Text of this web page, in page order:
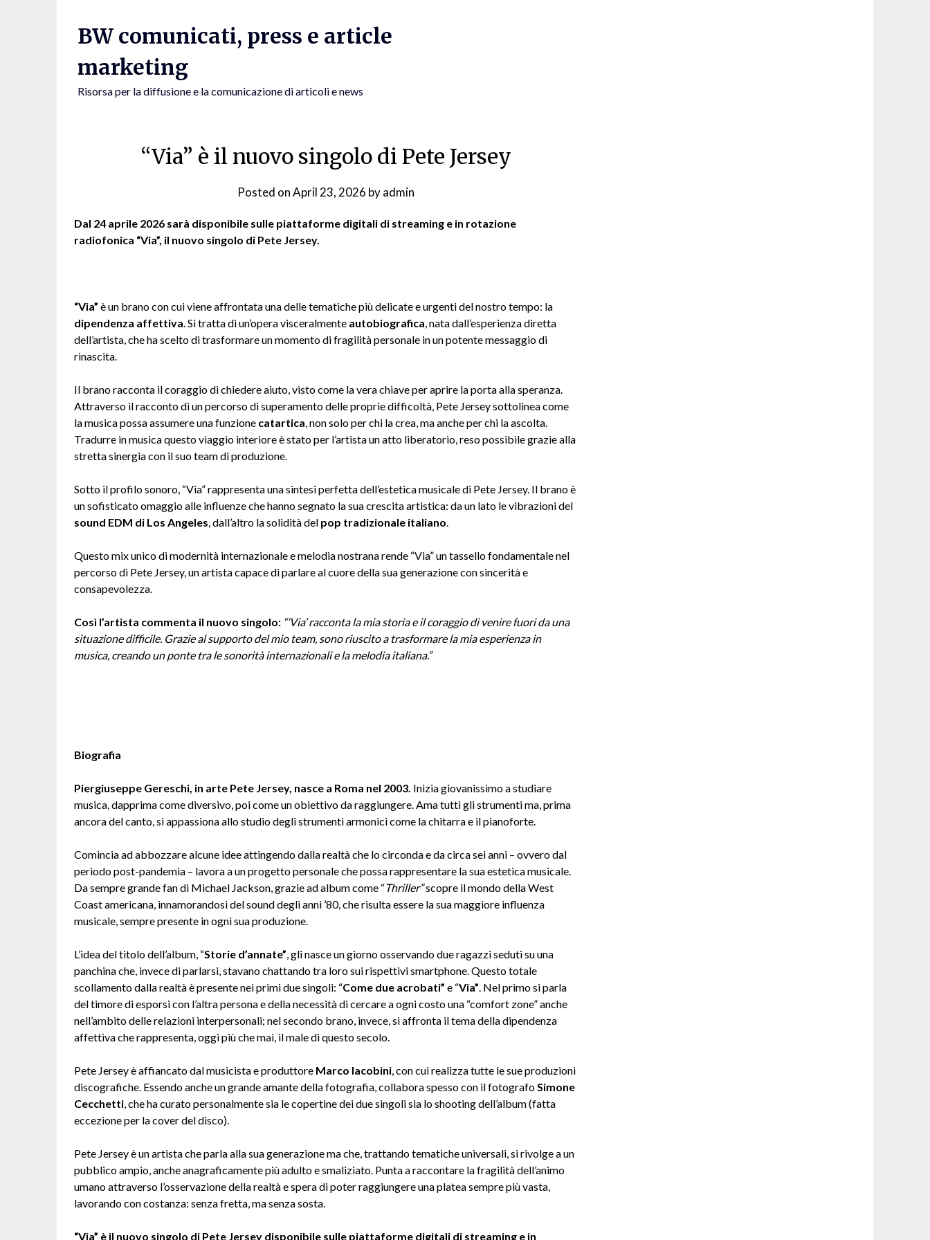
BW comunicati, press e article
marketing
Risorsa per la diffusione e la comunicazione di articoli e news
“Via” è il nuovo singolo di Pete Jersey
Posted onApril 23, 2026 byadmin
Dal 24 aprile 2026 sarà disponibile sulle piattaforme digitali di streaming e in rotazione
radiofonica “Via”, il nuovo singolo di Pete Jersey.
“Via” è un brano con cui viene affrontata una delle tematiche più delicate e urgenti del nostro tempo: la
dipendenza affettiva. Si tratta di un’opera visceralmente autobiografica, nata dall’esperienza diretta
dell’artista, che ha scelto di trasformare un momento di fragilità personale in un potente messaggio di
rinascita.
Il brano racconta il coraggio di chiedere aiuto, visto come la vera chiave per aprire la porta alla speranza.
Attraverso il racconto di un percorso di superamento delle proprie difficoltà, Pete Jersey sottolinea come
la musica possa assumere una funzione catartica, non solo per chi la crea, ma anche per chi la ascolta.
Tradurre in musica questo viaggio interiore è stato per l’artista un atto liberatorio, reso possibile grazie alla
stretta sinergia con il suo team di produzione.
Sotto il profilo sonoro, “Via” rappresenta una sintesi perfetta dell’estetica musicale di Pete Jersey. Il brano è
un sofisticato omaggio alle influenze che hanno segnato la sua crescita artistica: da un lato le vibrazioni del
sound EDM di Los Angeles, dall’altro la solidità del pop tradizionale italiano.
Questo mix unico di modernità internazionale e melodia nostrana rende “Via” un tassello fondamentale nel
percorso di Pete Jersey, un artista capace di parlare al cuore della sua generazione con sincerità e
consapevolezza.
Così l’artista commenta il nuovo singolo: “‘Via’ racconta la mia storia e il coraggio di venire fuori da una
situazione difficile. Grazie al supporto del mio team, sono riuscito a trasformare la mia esperienza in
musica, creando un ponte tra le sonorità internazionali e la melodia italiana.”
Biografia
Piergiuseppe Gereschi, in arte Pete Jersey, nasce a Roma nel 2003. Inizia giovanissimo a studiare
musica, dapprima come diversivo, poi come un obiettivo da raggiungere. Ama tutti gli strumenti ma, prima
ancora del canto, si appassiona allo studio degli strumenti armonici come la chitarra e il pianoforte.
Comincia ad abbozzare alcune idee attingendo dalla realtà che lo circonda e da circa sei anni – ovvero dal
periodo post-pandemia – lavora a un progetto personale che possa rappresentare la sua estetica musicale.
Da sempre grande fan di Michael Jackson, grazie ad album come “Thriller”scopre il mondo della West
Coast americana, innamorandosi del sound degli anni ’80, che risulta essere la sua maggiore influenza
musicale, sempre presente in ogni sua produzione.
L’idea del titolo dell’album, “Storie d’annate”, gli nasce un giorno osservando due ragazzi seduti su una
panchina che, invece di parlarsi, stavano chattando tra loro sui rispettivi smartphone. Questo totale
scollamento dalla realtà è presente nei primi due singoli: “Come due acrobati” e “Via”. Nel primo si parla
del timore di esporsi con l’altra persona e della necessità di cercare a ogni costo una “comfort zone” anche
nell’ambito delle relazioni interpersonali; nel secondo brano, invece, si affronta il tema della dipendenza
affettiva che rappresenta, oggi più che mai, il male di questo secolo.
Pete Jersey è affiancato dal musicista e produttore Marco Iacobini, con cui realizza tutte le sue produzioni
discografiche. Essendo anche un grande amante della fotografia, collabora spesso con il fotografoSimone
Cecchetti, che ha curato personalmente sia le copertine dei due singoli sia lo shooting dell’album (fatta
eccezione per la cover del disco).
Pete Jersey è un artista che parla alla sua generazione ma che, trattando tematiche universali, si rivolge a un
pubblico ampio, anche anagraficamente più adulto e smaliziato. Punta a raccontare la fragilità dell’animo
umano attraverso l’osservazione della realtà e spera di poter raggiungere una platea sempre più vasta,
lavorando con costanza: senza fretta, ma senza sosta.
“Via” è il nuovo singolo di Pete Jersey disponibile sulle piattaforme digitali di streaming e in